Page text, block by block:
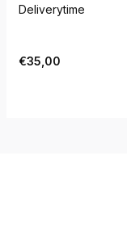
Deliverytime
€35,00